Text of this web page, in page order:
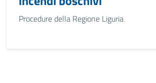
Procedure della Regione Liguria